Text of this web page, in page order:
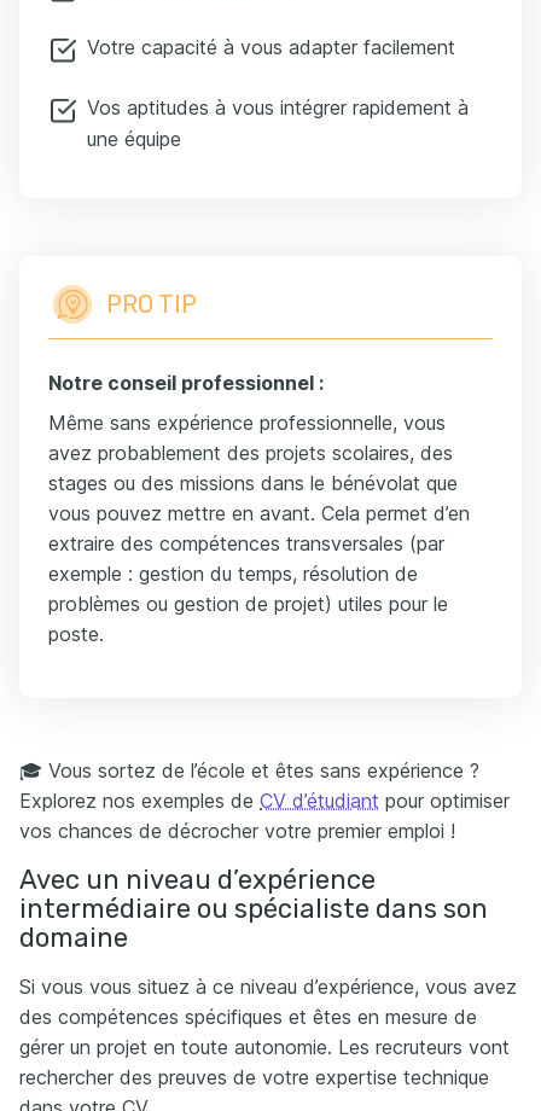
Votre capacité à vous adapter facilement
Vos aptitudes à vous intégrer rapidement à
une équipe
PRO TIP
Notre conseil professionnel :
Même sans expérience professionnelle, vous
avez probablement des projets scolaires, des
stages ou des missions dans le bénévolat que
vous pouvez mettre en avant. Cela permet d’en
extraire des compétences transversales (par
exemple : gestion du temps, résolution de
problèmes ou gestion de projet) utiles pour le
poste.
🎓 Vous sortez de l’école et êtes sans expérience ?
Explorez nos exemples de CV d’étudiant pour optimiser
vos chances de décrocher votre premier emploi !
Avec un niveau d’expérience
intermédiaire ou spécialiste dans son
domaine
Si vous vous situez à ce niveau d’expérience, vous avez
des compétences spécifiques et êtes en mesure de
gérer un projet en toute autonomie. Les recruteurs vont
rechercher des preuves de votre expertise technique